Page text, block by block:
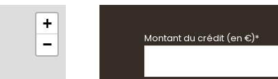
+
−
Montant du crédit (en €)*